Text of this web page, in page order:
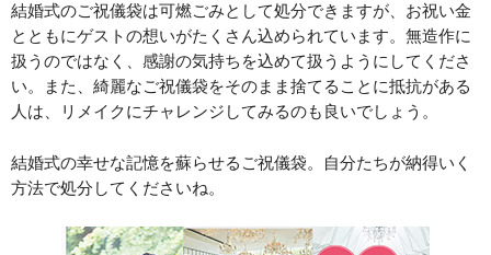
結婚式のご祝儀袋は可燃ごみとして処分できますが、お祝い金
とともにゲストの想いがたくさん込められています。無造作に
扱うのではなく、感謝の気持ちを込めて扱うようにしてくださ
い。また、綺麗なご祝儀袋をそのまま捨てることに抵抗がある
人は、リメイクにチャレンジしてみるのも良いでしょう。
結婚式の幸せな記憶を蘇らせるご祝儀袋。自分たちが納得いく
方法で処分してくださいね。